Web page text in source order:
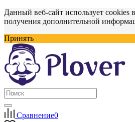
Данный веб-сайт использует cookies
получения дополнительной
Принять
Сравнение0